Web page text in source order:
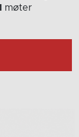
møter